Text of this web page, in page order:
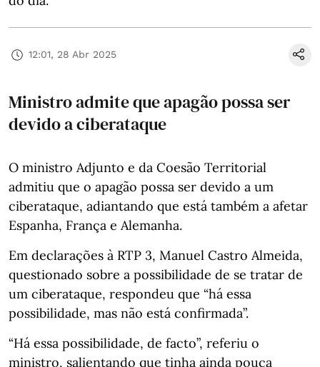
12:01, 28 Abr 2025
Ministro admite que apagão possa ser
devido a ciberataque
O ministro Adjunto e da Coesão Territorial
admitiu que o apagão possa ser devido a um
ciberataque, adiantando que está também a afetar
Espanha, França e Alemanha.
Em declarações à RTP 3, Manuel Castro Almeida,
questionado sobre a possibilidade de se tratar de
um ciberataque, respondeu que “há essa
possibilidade, mas não está confirmada”.
“Há essa possibilidade, de facto”, referiu o
ministro, salientando que tinha ainda pouca